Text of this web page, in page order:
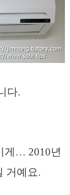
다.
게… 2010년
거예요.